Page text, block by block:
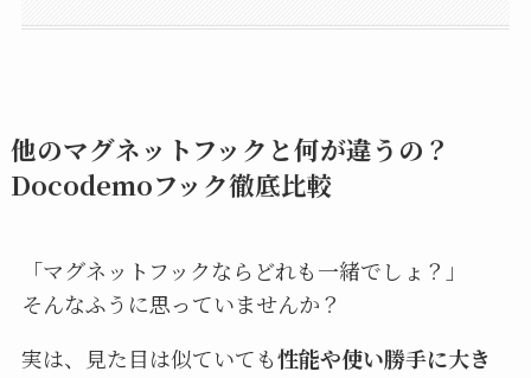
他のマグネットフックと何が違うの？
Docodemoフック徹底比較
「マグネットフックならどれも一緒でしょ？」
そんなふうに思っていませんか？
実は、見た目は似ていても性能や使い勝手に大き